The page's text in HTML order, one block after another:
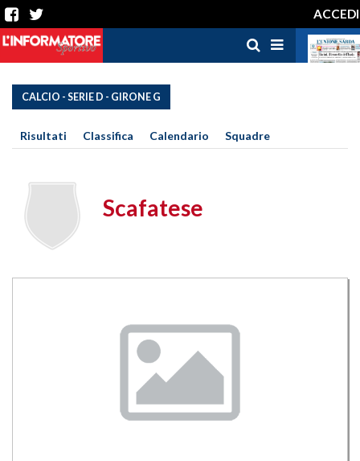
ACCEDI
CALCIO - SERIE D - GIRONE G
Risultati Classifica Calendario Squadre
Scafatese